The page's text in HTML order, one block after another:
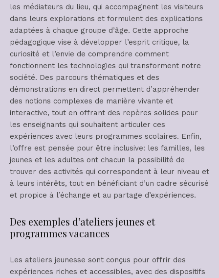
les médiateurs du lieu, qui accompagnent les visiteurs
dans leurs explorations et formulent des explications
adaptées à chaque groupe d’âge. Cette approche
pédagogique vise à développer l’esprit critique, la
curiosité et l’envie de comprendre comment
fonctionnent les technologies qui transforment notre
société. Des parcours thématiques et des
démonstrations en direct permettent d’appréhender
des notions complexes de manière vivante et
interactive, tout en offrant des repères solides pour
les enseignants qui souhaitent articuler ces
expériences avec leurs programmes scolaires. Enfin,
l’offre est pensée pour être inclusive: les familles, les
jeunes et les adultes ont chacun la possibilité de
trouver des activités qui correspondent à leur niveau et
à leurs intérêts, tout en bénéficiant d’un cadre sécurisé
et propice à l’échange et au partage d’expériences.
Des exemples d’ateliers jeunes et
programmes vacances
Les ateliers jeunesse sont conçus pour offrir des
expériences riches et accessibles, avec des dispositifs